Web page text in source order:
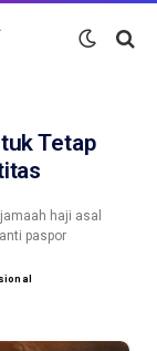
Tetap
haji asal
paspor